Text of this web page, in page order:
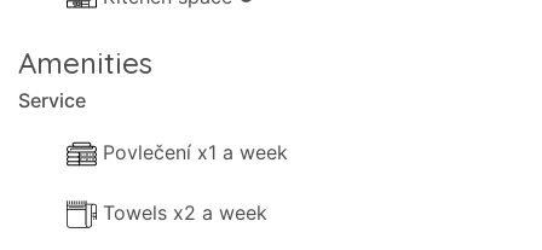
Amenities
Service
Povlečení x1 a week
Towels x2 a week